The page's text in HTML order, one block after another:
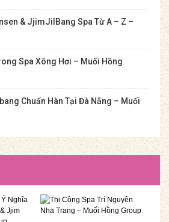
& JjimJilBang Spa Từ A – Z –
Spa Xông Hơi – Muối Hồng
Chuẩn Hàn Tại Đà Nẵng – Muối